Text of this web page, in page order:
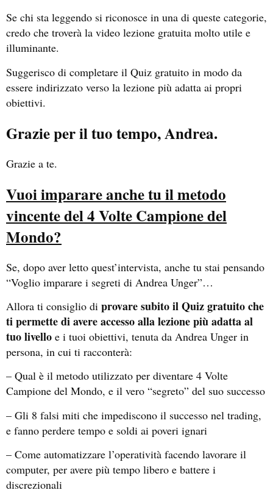
Se chi sta leggendo si riconosce in una di queste categorie,
credo che troverà la video lezione gratuita molto utile e
illuminante.
Suggerisco di completare il Quiz gratuito in modo da
essere indirizzato verso la lezione più adatta ai propri
obiettivi.
Grazie per il tuo tempo, Andrea.
Grazie a te.
Vuoi imparare anche tu il metodo
vincente del 4 Volte Campione del
Mondo?
Se, dopo aver letto quest’intervista, anche tu stai pensando
“Voglio imparare i segreti di Andrea Unger”…
Allora ti consiglio di provare subito il Quiz gratuito che
ti permette di avere accesso alla lezione più adatta al
tuo livello e i tuoi obiettivi, tenuta da Andrea Unger in
persona, in cui ti racconterà:
– Qual è il metodo utilizzato per diventare 4 Volte
Campione del Mondo, e il vero “segreto” del suo successo
– Gli 8 falsi miti che impediscono il successo nel trading,
e fanno perdere tempo e soldi ai poveri ignari
– Come automatizzare l’operatività facendo lavorare il
computer, per avere più tempo libero e battere i
discrezionali